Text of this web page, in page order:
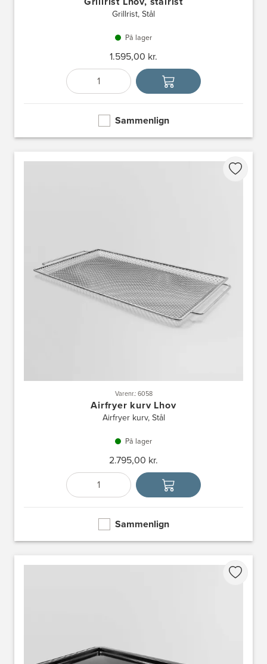
Grillrist, Stål
På lager
1.595,00 kr.
Antal
Vælg enhed
Sammenlign
Varenr.: 6058
Airfryer kurv Lhov
Airfryer kurv, Stål
På lager
2.795,00 kr.
Antal
Vælg enhed
Sammenlign